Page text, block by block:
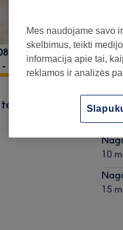
22:00
paiešką
10
15
Mes naudojame savo
skelbimus, teikti
informacija apie tai,
reklamos ir analizės